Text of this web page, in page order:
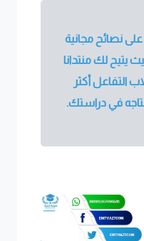
نصائح مجانية
يتيح لك منتدانا
التفاعل أكثر
في دراستك.